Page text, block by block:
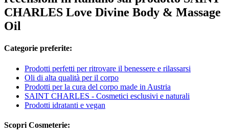
CHARLES Love Divine Body & Massage
Oil
Categorie preferite:
Prodotti perfetti per ritrovare il benessere e rilassarsi
Oli di alta qualità per il corpo
Prodotti per la cura del corpo made in Austria
SAINT CHARLES - Cosmetici esclusivi e naturali
Prodotti idratanti e vegan
Scopri Cosmeterie: